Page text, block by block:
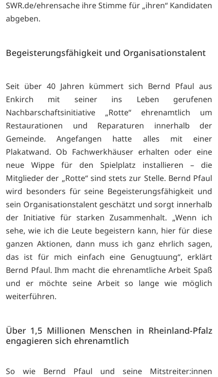
SWR.de/ehrensache ihre Stimme für „ihren“ Kandidaten
abgeben.
Begeisterungsfähigkeit und Organisationstalent
Seit über 40 Jahren kümmert sich Bernd Pfaul aus
Enkirch mit seiner ins Leben gerufenen
Nachbarschaftsinitiative „Rotte“ ehrenamtlich um
Restaurationen und Reparaturen innerhalb der
Gemeinde. Angefangen hatte alles mit einer
Plakatwand. Ob Fachwerkhäuser erhalten oder eine
neue Wippe für den Spielplatz installieren – die
Mitglieder der „Rotte“ sind stets zur Stelle. Bernd Pfaul
wird besonders für seine Begeisterungsfähigkeit und
sein Organisationstalent geschätzt und sorgt innerhalb
der Initiative für starken Zusammenhalt. „Wenn ich
sehe, wie ich die Leute begeistern kann, hier für diese
ganzen Aktionen, dann muss ich ganz ehrlich sagen,
das ist für mich einfach eine Genugtuung“, erklärt
Bernd Pfaul. Ihm macht die ehrenamtliche Arbeit Spaß
und er möchte seine Arbeit so lange wie möglich
weiterführen.
Über 1,5 Millionen Menschen in Rheinland-Pfalz
engagieren sich ehrenamtlich
So wie Bernd Pfaul und seine Mitstreiter:innen